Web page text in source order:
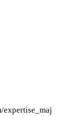
expertise_maj